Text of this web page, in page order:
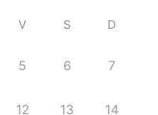
V S D
5 6 7
12 13 14